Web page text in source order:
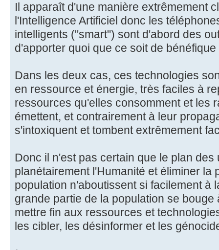
Il apparaît d'une manière extrêmement
l'Intelligence Artificiel donc les
intelligents ("smart") sont d'abord des
d'apporter quoi que ce soit de
Dans les deux cas, ces technologies
en ressource et énergie, très faciles à
ressources qu'elles consomment et les
émettent, et contrairement à leur
s'intoxiquent et tombent extrêmement
Donc il n'est pas certain que le plan
planétairement l'Humanité et éliminer la
population n'aboutissent si facilement à
grande partie de la population se bouge
mettre fin aux ressources et
les cibler, les désinformer et les